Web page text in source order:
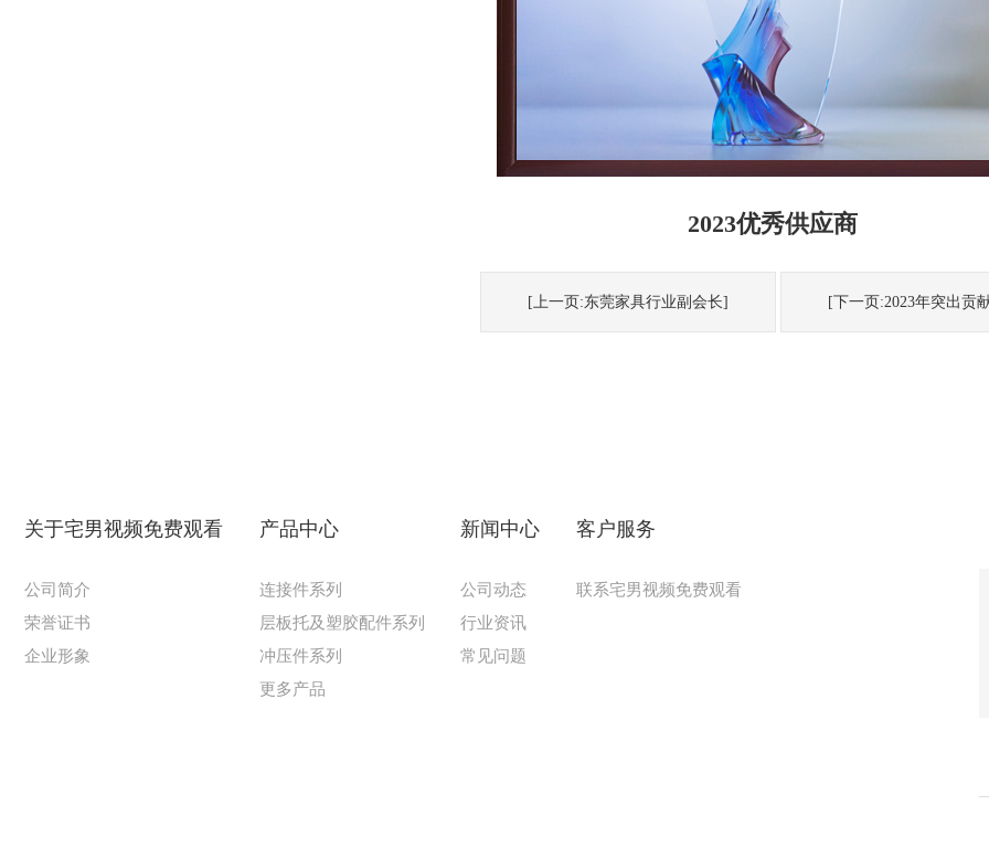
2023优秀供应商
[上一页:东莞家具行业副会长] [下一页:2023年突出贡
关于宅男视频免费观看
公司简介
荣誉证书
企业形象
产品中心
连接件系列
层板托及塑胶配件系列
冲压件系列
更多产品
新闻中心
公司动态
行业资讯
常见问题
客户服务
联系宅男视频免费观看